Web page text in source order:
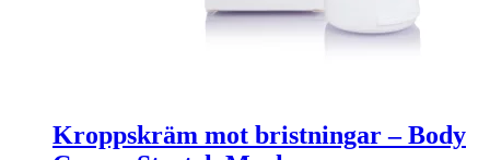
Kroppskräm mot bristningar – Body